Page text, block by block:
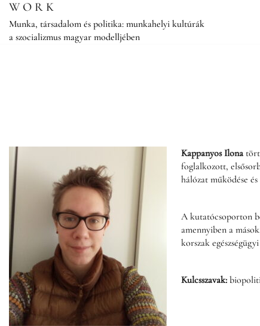
SkipWORK
Munka, társadalom és politika: munkahelyi kultúrák
a szocializmus magyar modelljében
Kappanyos Ilona
foglalkozott,
hálózat működése
A kutatócsoporton
amennyiben a
korszak
Kulcsszavak: